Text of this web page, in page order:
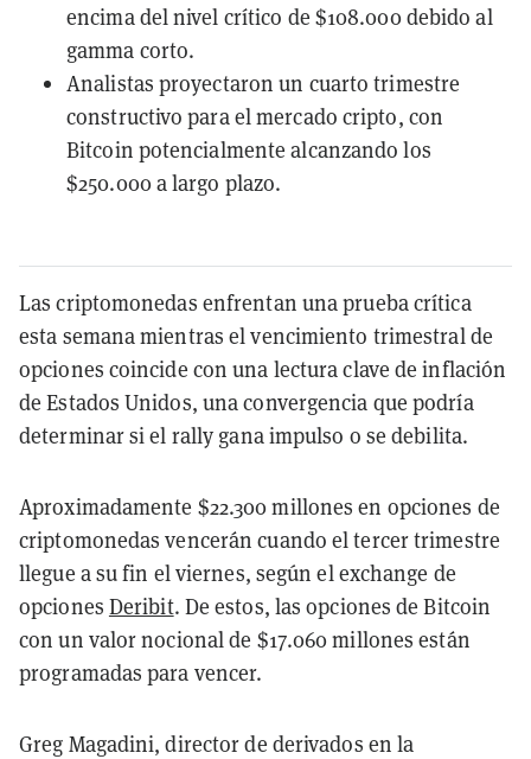
encima del nivel crítico de $108.000 debido al
gamma corto.
Analistas proyectaron un cuarto trimestre
constructivo para el mercado cripto, con
Bitcoin potencialmente alcanzando los
$250.000 a largo plazo.
Las criptomonedas enfrentan una prueba crítica
esta semana mientras el vencimiento trimestral de
opciones coincide con una lectura clave de inflación
de Estados Unidos, una convergencia que podría
determinar si el rally gana impulso o se debilita.
Aproximadamente $22.300 millones en opciones de
criptomonedas vencerán cuando el tercer trimestre
llegue a su fin el viernes, según el exchange de
opciones Deribit. De estos, las opciones de Bitcoin
con un valor nocional de $17.060 millones están
programadas para vencer.
Greg Magadini, director de derivados en la